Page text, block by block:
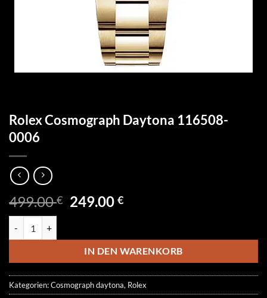
Rolex Cosmograph Daytona 116508-
0006
499.00€ Ursprünglicher
499.00 €
249.00€Aktueller
249.00 €.
IN DEN WARENKORB
Kategorien:Cosmograph daytona, Rolex